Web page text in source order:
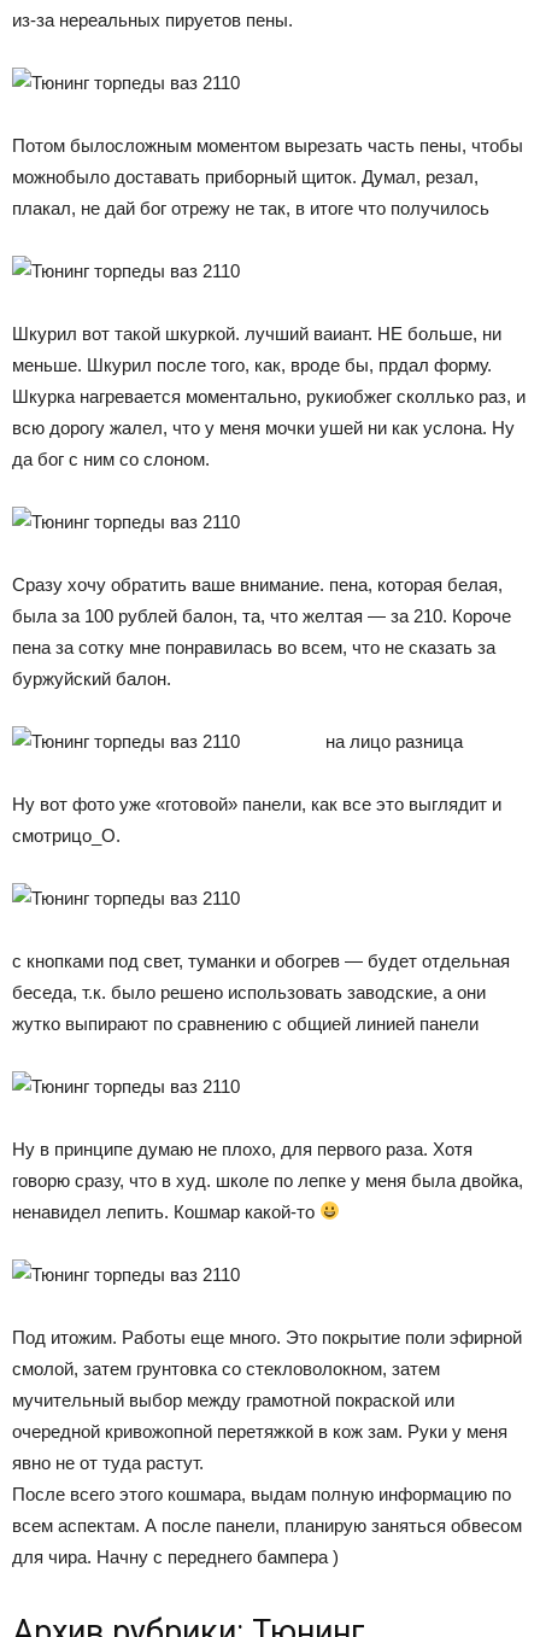
из-за нереальных пируетов пены.
Потом былосложным моментом вырезать часть пены, чтобы
можнобыло доставать приборный щиток. Думал, резал,
плакал, не дай бог отрежу не так, в итоге что получилось
Шкурил вот такой шкуркой. лучший ваиант. НЕ больше, ни
меньше. Шкурил после того, как, вроде бы, прдал форму.
Шкурка нагревается моментально, рукиобжег сколлько раз, и
всю дорогу жалел, что у меня мочки ушей ни как услона. Ну
да бог с ним со слоном.
Сразу хочу обратить ваше внимание. пена, которая белая,
была за 100 рублей балон, та, что желтая — за 210. Короче
пена за сотку мне понравилась во всем, что не сказать за
буржуйский балон.
на лицо разница
Ну вот фото уже «готовой» панели, как все это выглядит и
смотрицо_О.
с кнопками под свет, туманки и обогрев — будет отдельная
беседа, т.к. было решено использовать заводские, а они
жутко выпирают по сравнению с общией линией панели
Ну в принципе думаю не плохо, для первого раза. Хотя
говорю сразу, что в худ. школе по лепке у меня была двойка,
ненавидел лепить. Кошмар какой-то
Под итожим. Работы еще много. Это покрытие поли эфирной
смолой, затем грунтовка со стекловолокном, затем
мучительный выбор между грамотной покраской или
очередной кривожопной перетяжкой в кож зам. Руки у меня
явно не от туда растут.
После всего этого кошмара, выдам полную информацию по
всем аспектам. А после панели, планирую заняться обвесом
для чира. Начну с переднего бампера )